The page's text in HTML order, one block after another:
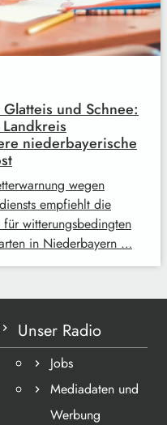
und Schnee:
niederbayerische
wegen
empfiehlt die
witterungsbedingten
in Niederbayern …
Unser Radio
Jobs
Mediadaten und
Werbung